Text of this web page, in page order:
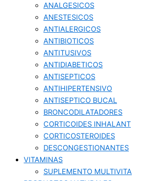
ANALGESICOS
ANESTESICOS
ANTIALERGICOS
ANTIBIOTICOS
ANTITUSIVOS
ANTIDIABETICOS
ANTISEPTICOS
ANTIHIPERTENSIVO
ANTISEPTICO BUCAL
BRONCODILATADORES
CORTICOIDES INHALANT
CORTICOSTEROIDES
DESCONGESTIONANTES
VITAMINAS
SUPLEMENTO MULTIVITA